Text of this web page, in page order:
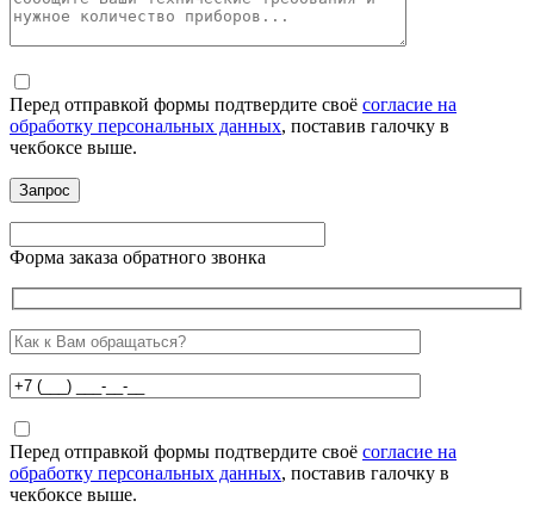
Перед отправкой формы подтвердите своё согласие на
обработку персональных данных, поставив галочку в
чекбоксе выше.
Форма заказа обратного звонка
Перед отправкой формы подтвердите своё согласие на
обработку персональных данных, поставив галочку в
чекбоксе выше.